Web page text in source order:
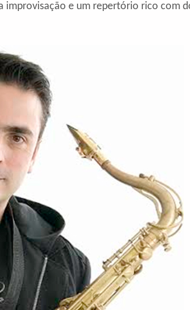
improvisação e um repertório rico com